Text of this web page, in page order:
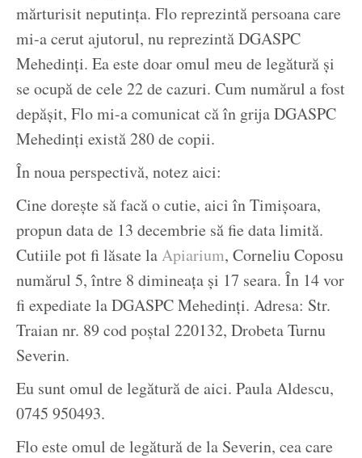
mărturisit neputința. Flo reprezintă persoana care
mi-a cerut ajutorul, nu reprezintă DGASPC
Mehedinți. Ea este doar omul meu de legătură și
se ocupă de cele 22 de cazuri. Cum numărul a fost
depășit, Flo mi-a comunicat că în grija DGASPC
Mehedinți există 280 de copii.
În noua perspectivă, notez aici:
Cine dorește să facă o cutie, aici în Timișoara,
propun data de 13 decembrie să fie data limită.
Cutiile pot fi lăsate laApiarium, Corneliu Coposu
numărul 5, între 8 dimineața și 17 seara. În 14 vor
fi expediate la DGASPC Mehedinți. Adresa: Str.
Traian nr. 89 cod poştal 220132, Drobeta Turnu
Severin.
Eu sunt omul de legătură de aici. Paula Aldescu,
0745 950493.
Flo este omul de legătură de la Severin, cea care